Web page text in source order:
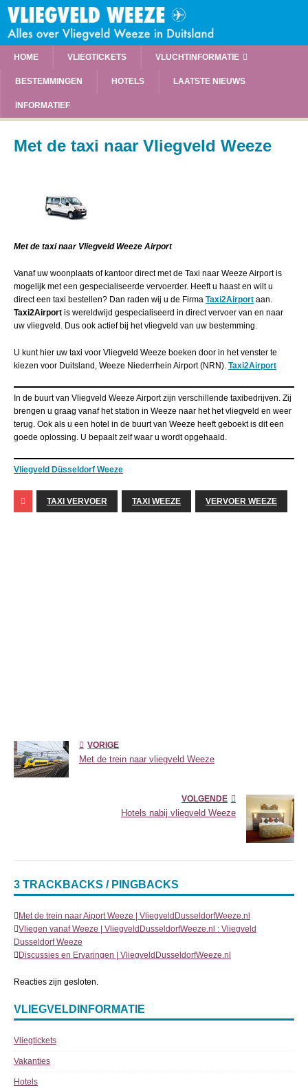
HOME VLIEGTICKETS VLUCHTINFORMATIE
BESTEMMINGEN HOTELS LAATSTE NIEUWS
INFORMATIEF
Met de taxi naar Vliegveld Weeze
Met de taxi naar Vliegveld Weeze Airport
Vanaf uw woonplaats of kantoor direct met de Taxi naar Weeze Airport is
mogelijk met een gespecialiseerde vervoerder. Heeft u haast en wilt u
direct een taxi bestellen? Dan raden wij u de Firma Taxi2Airport aan.
Taxi2Airport is wereldwijd gespecialiseerd in direct vervoer van en naar
uw vliegveld. Dus ook actief bij het vliegveld van uw bestemming.
U kunt hier uw taxi voor Vliegveld Weeze boeken door in het venster te
kiezen voor Duitsland, Weeze Niederrhein Airport (NRN). Taxi2Airport
In de buurt van Vliegveld Weeze Airport zijn verschillende taxibedrijven. Zij
brengen u graag vanaf het station in Weeze naar het het vliegveld en weer
terug. Ook als u een hotel in de buurt van Weeze heeft geboekt is dit een
goede oplossing. U bepaalt zelf waar u wordt opgehaald.
Vliegveld Düsseldorf Weeze
TAXI VERVOER TAXI WEEZE VERVOER WEEZE
VORIGE
Met de trein naar vliegveld Weeze
VOLGENDE
Hotels nabij vliegveld Weeze
3 TRACKBACKS / PINGBACKS
Met de trein naar Aiport Weeze | VliegveldDusseldorfWeeze.nl
Vliegen vanaf Weeze | VliegveldDusseldorfWeeze.nl : Vliegveld
Dusseldorf Weeze
Discussies en Ervaringen | VliegveldDusseldorfWeeze.nl
Reacties zijn gesloten.
VLIEGVELDINFORMATIE
Vliegtickets
Vakanties
Hotels